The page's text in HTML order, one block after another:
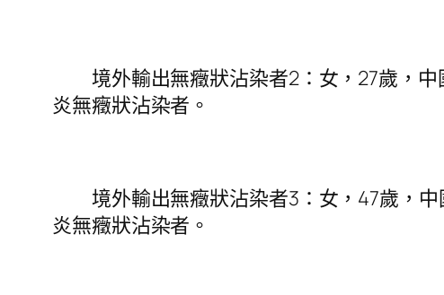
境外輸出無癥狀沾染者2：女，27歲，中
炎無癥狀沾染者。
境外輸出無癥狀沾染者3：女，47歲，中
炎無癥狀沾染者。